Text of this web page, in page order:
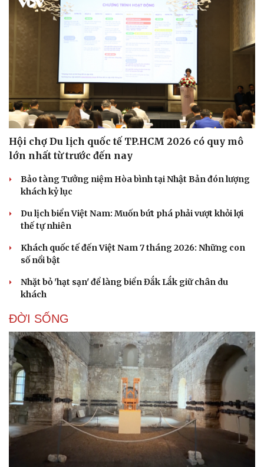
Văn hóa
Sân khấu - Điện ảnh
Văn học
Âm nhạc
Di sản
Giải trí
Nghệ sĩ
Thời trang
Sao Việt
Hội chợ Du lịch quốc tế TP.HCM 2026 có quy mô
lớn nhất từ trước đến nay
Bảo tàng Tưởng niệm Hòa bình tại Nhật Bản đón lượng
khách kỷ lục
Du lịch biển Việt Nam: Muốn bứt phá phải vượt khỏi lợi
thế tự nhiên
Khách quốc tế đến Việt Nam 7 tháng 2026: Những con
số nổi bật
Nhặt bỏ 'hạt sạn' để làng biển Đắk Lắk giữ chân du
khách
ĐỜI SỐNG